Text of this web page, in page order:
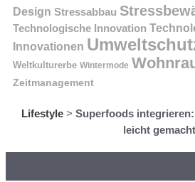
Design Stressabbau
Technologische Innovation
Innovationen
Weltkulturerbe Wintermode
Zeitmanagement
Lifestyle> Superfoods
leicht gemacht